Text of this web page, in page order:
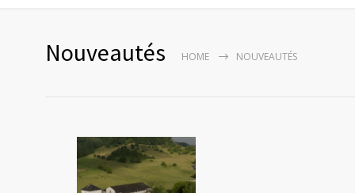
Nouveautés HOME NOUVEAUTÉS